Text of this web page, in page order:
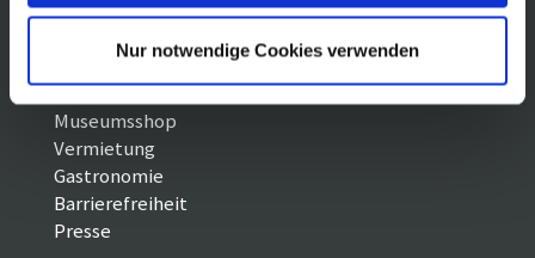
Nur notwendige Cookies verwenden
Führungen /
Vermittlung
Über uns
Freundeskreis
Museumsshop
Vermietung
Gastronomie
Barrierefreiheit
Presse
Cookie-
Einstellungen